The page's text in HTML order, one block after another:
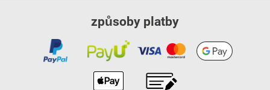
způsoby platby